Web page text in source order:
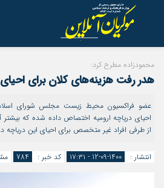
محمودزاده مطرح کرد:
هدر رفت هزینه‌های کلان برای احیای
عضو فراکسیون محیط زیست مجلس شورای
احیای دریاچه ارومیه اختصاص داده شده که
از طرفی افراد غیر متخصص برای احیای این دریاچه
انتشار : 1400-09-12 - ۱۷:۳۱ کد خبر : 784